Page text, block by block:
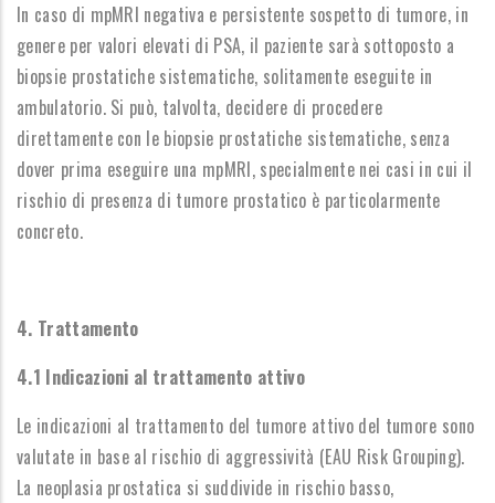
In caso di mpMRI negativa e persistente sospetto di tumore, in
genere per valori elevati di PSA, il paziente sarà sottoposto a
biopsie prostatiche sistematiche, solitamente eseguite in
ambulatorio. Si può, talvolta, decidere di procedere
direttamente con le biopsie prostatiche sistematiche, senza
dover prima eseguire una mpMRI, specialmente nei casi in cui il
rischio di presenza di tumore prostatico è particolarmente
concreto.
4. Trattamento
4.1 Indicazioni al trattamento attivo
Le indicazioni al trattamento del tumore attivo del tumore sono
valutate in base al rischio di aggressività (EAU Risk Grouping).
La neoplasia prostatica si suddivide in rischio basso,